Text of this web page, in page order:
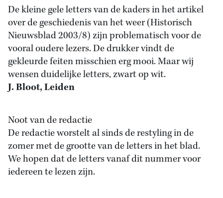
De kleine gele letters van de kaders in het artikel
over de geschiedenis van het weer (Historisch
Nieuwsblad 2003/8) zijn problematisch voor de
vooral oudere lezers. De drukker vindt de
gekleurde feiten misschien erg mooi. Maar wij
wensen duidelijke letters, zwart op wit.
J. Bloot, Leiden
Noot van de redactie
De redactie worstelt al sinds de restyling in de
zomer met de grootte van de letters in het blad.
We hopen dat de letters vanaf dit nummer voor
iedereen te lezen zijn.